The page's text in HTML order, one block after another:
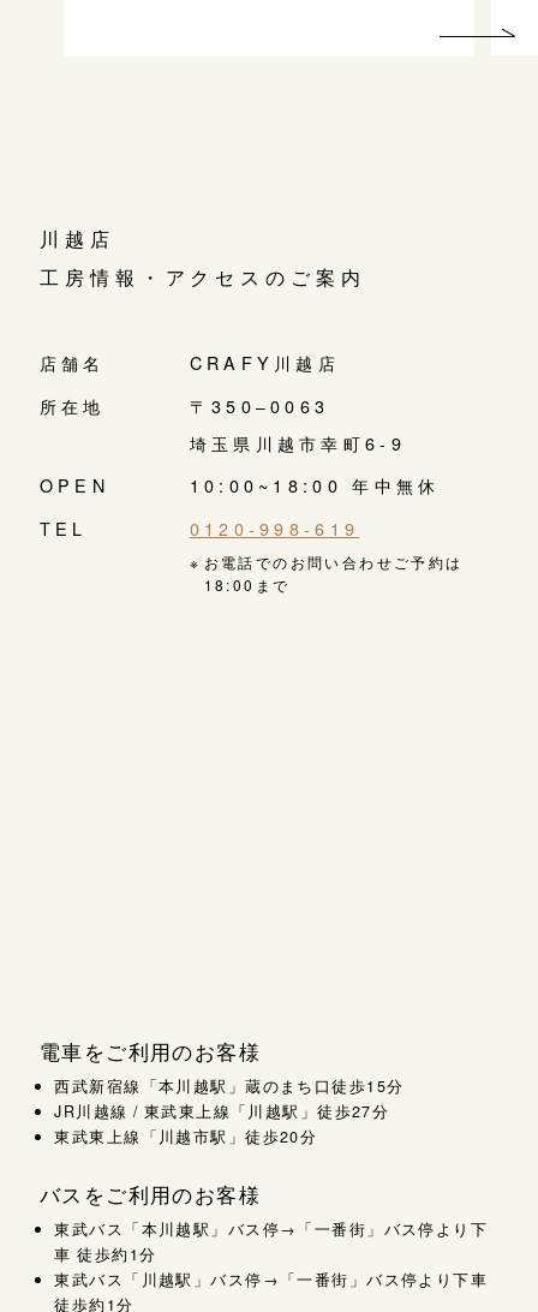
川越店
工房情報・アクセスのご案内
店舗名
CRAFY川越店
所在地
〒350‒0063
埼玉県川越市幸町6-9
OPEN
10:00~18:00 年中無休
TEL
0120-998-619
お電話でのお問い合わせご予約は
18:00まで
電車をご利用のお客様
西武新宿線「本川越駅」蔵のまち口徒歩15分
JR川越線 / 東武東上線「川越駅」徒歩27分
東武東上線「川越市駅」徒歩20分
バスをご利用のお客様
東武バス「本川越駅」バス停→「一番街」バス停より下
車 徒歩約1分
東武バス「川越駅」バス停→「一番街」バス停より下車
徒歩約1分